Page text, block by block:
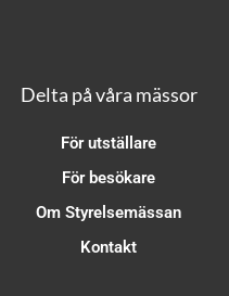
Delta på våra mässor
För utställare
För besökare
Om Styrelsemässan
Kontakt